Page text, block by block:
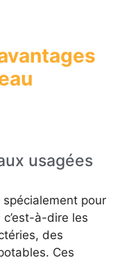
usagées
pour
à-dire les
des
Ces